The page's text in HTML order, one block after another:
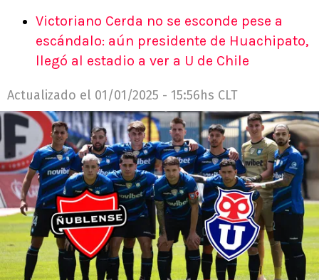
Victoriano Cerda no se esconde pese a
escándalo: aún presidente de Huachipato,
llegó al estadio a ver a U de Chile
Actualizado el 01/01/2025 - 15:56hs CLT